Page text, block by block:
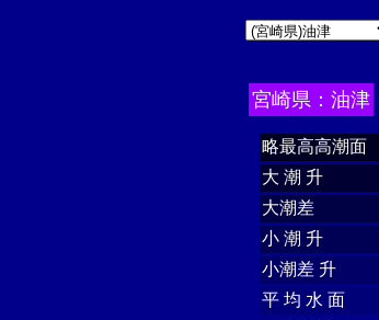
宮崎県：油津
略最高高潮面
大 潮 升
大潮差
小 潮 升
小潮差 升
平 均 水 面